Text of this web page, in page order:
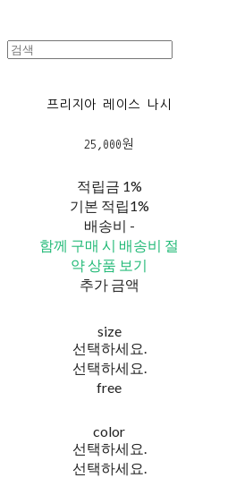
프리지아 레이스 나시
25,000원
적립금 1%
기본 적립1%
배송비 -
함께 구매 시 배송비 절
약 상품 보기
추가 금액
size
선택하세요.
선택하세요.
free
color
선택하세요.
선택하세요.